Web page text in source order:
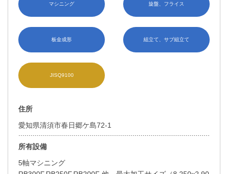
マシニング 旋盤、フライス
板金成形 組立て、サブ組立て
JISQ9100
住所
愛知県清須市春日郷ケ島72-1
所有設備
5軸マシニング